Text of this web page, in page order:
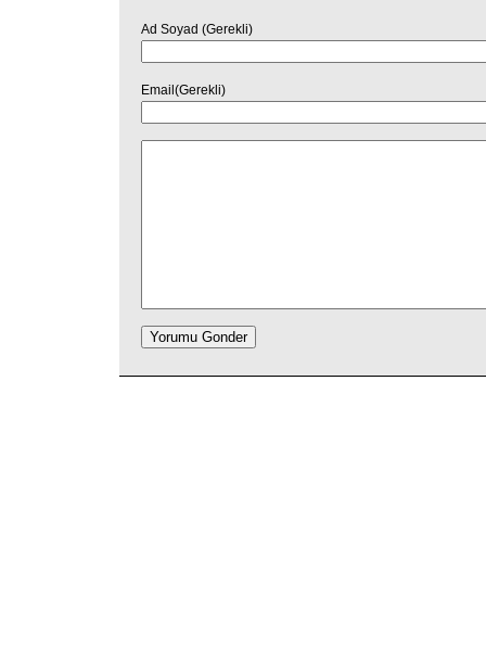
Ad Soyad (Gerekli)
Email(Gerekli)